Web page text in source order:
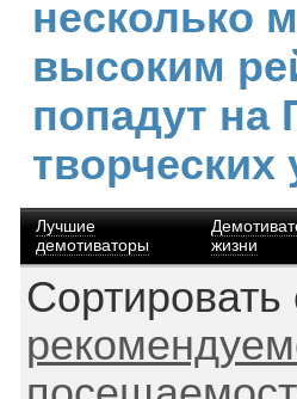
несколько
высоким
попадут на
творческих
Лучшие
демотиваторы
жизни
Сортировать